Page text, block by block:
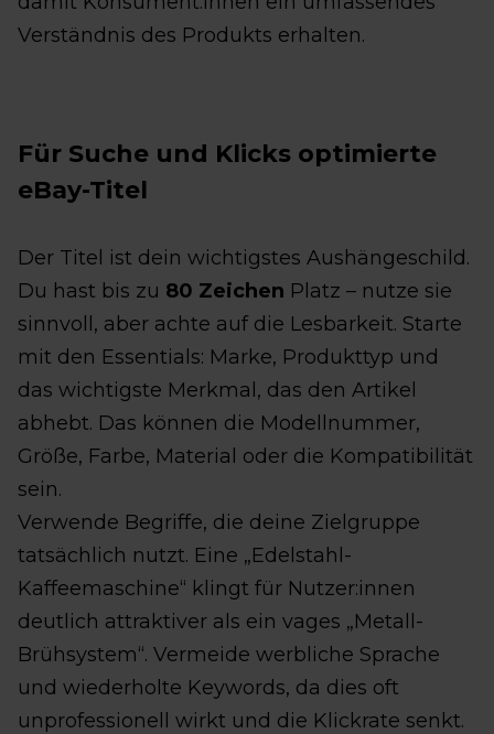
Verständnis des Produkts erhalten.
Für Suche und Klicks optimierte
eBay-Titel
Der Titel ist dein wichtigstes Aushängeschild.
Du hast bis zu 80 Zeichen Platz – nutze sie
sinnvoll, aber achte auf die Lesbarkeit. Starte
mit den Essentials: Marke, Produkttyp und
das wichtigste Merkmal, das den Artikel
abhebt. Das können die Modellnummer,
Größe, Farbe, Material oder die Kompatibilität
sein.
Verwende Begriffe, die deine Zielgruppe
tatsächlich nutzt. Eine „Edelstahl-
Kaffeemaschine“ klingt für Nutzer:innen
deutlich attraktiver als ein vages „Metall-
Brühsystem“. Vermeide werbliche Sprache
und wiederholte Keywords, da dies oft
unprofessionell wirkt und die Klickrate senkt.